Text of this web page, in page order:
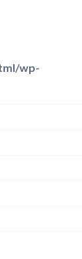
wp-